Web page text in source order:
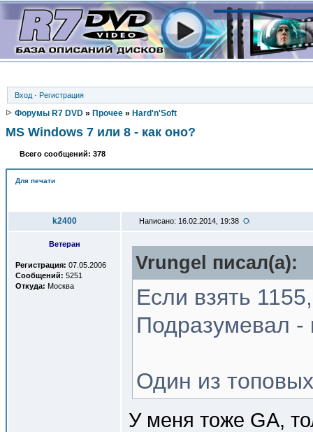
Вход · Регистрация
Форумы R7 DVD » Прочее » Hard'n'Soft
MS Windows 7 или 8 - как оно?
Всего сообщений: 378
Для печати
k2400 Написано: 16.02.2014, 19:38
Ветеран
Регистрация: 07.05.2006
Сообщений: 5251
Откуда: Москва
Vrungel писал(a):
Если взять
Подразумевал -
Один из
У меня тоже GA,